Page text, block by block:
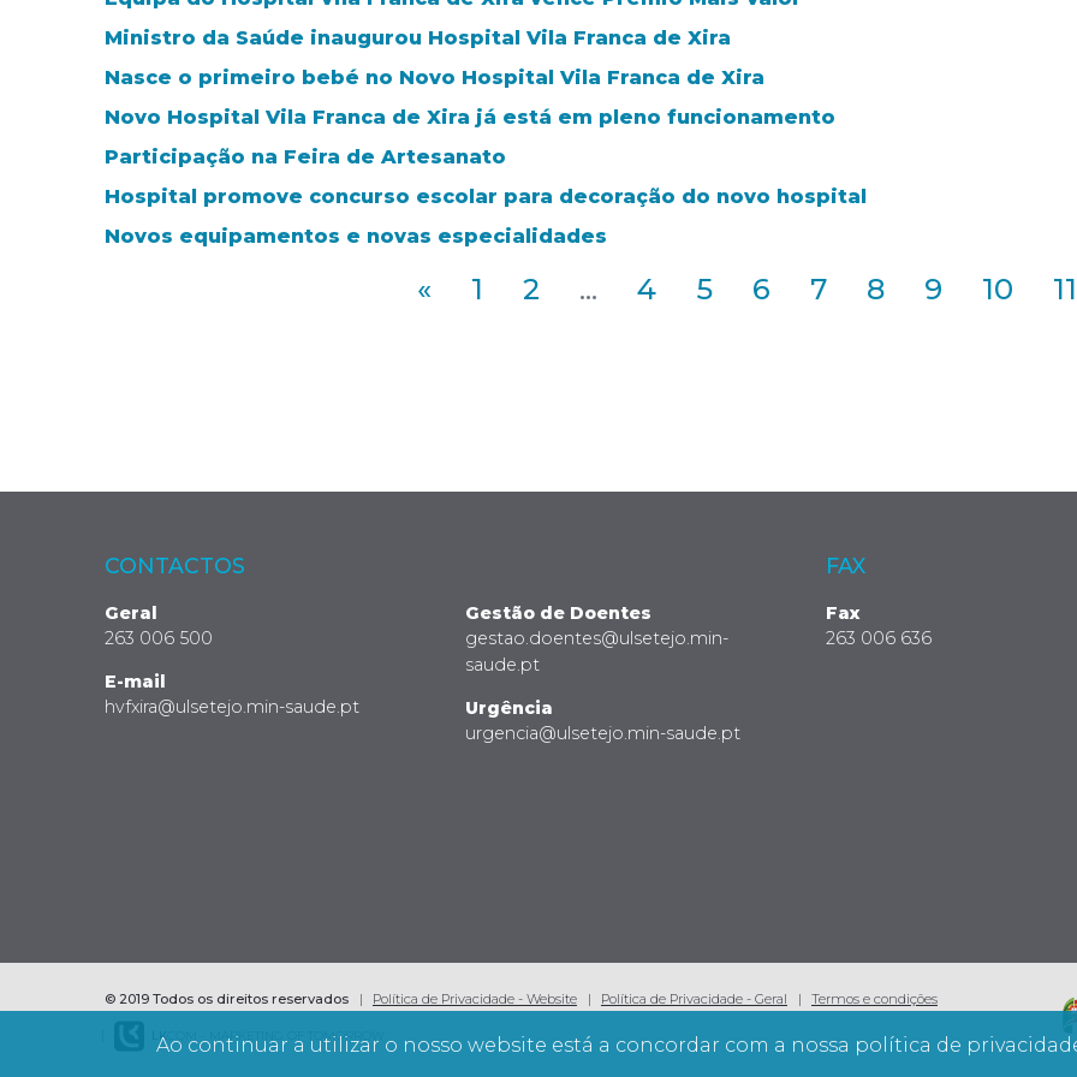
Ministro da Saúde inaugurou Hospital Vila Franca de Xira
Nasce o primeiro bebé no Novo Hospital Vila Franca de Xira
Novo Hospital Vila Franca de Xira já está em pleno funcionamento
Participação na Feira de Artesanato
Hospital promove concurso escolar para decoração do novo hospital
Novos equipamentos e novas especialidades
« 1 2 ... 4 5 6 7 8 9 10 11
Ao continuar a utilizar o nosso website está a concordar com a nossa política de
CONTACTOS
Geral
263 006 500
E-mail
hvfxira@ulsetejo.min-saude.pt
Gestão de Doentes
gestao.doentes@ulsetejo.min-
saude.pt
Urgência
urgencia@ulsetejo.min-saude.pt
FAX
Fax
263 006 636
© 2019 Todos os direitos reservados Política de Privacidade - Website Política de Privacidade - Geral Termos e condições
LK COM - MARKETING OF TOMORROW